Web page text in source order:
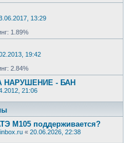
13:29
1.89%
19:42
2.84%
НАРУШЕНИЕ - БАН
21:06
М105 поддерживается?
« 20.06.2026, 22:38